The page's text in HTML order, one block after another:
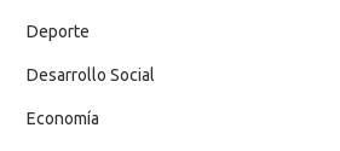
Deporte
Desarrollo Social
Economía